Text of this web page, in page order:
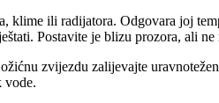
klime ili radijatora. Odgovara joj
Postavite je blizu prozora, ali
zvijezdu zalijevajte
vode.